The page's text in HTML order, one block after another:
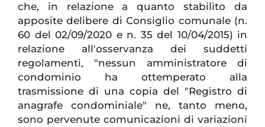
che, in relazione a quanto stabilito da
apposite delibere di Consiglio comunale (n.
60 del 02/09/2020 e n. 35 del 10/04/2015) in
relazione all'osservanza dei suddetti
regolamenti, "nessun amministratore di
condominio ha ottemperato alla
trasmissione di una copia del "Registro di
anagrafe condominiale" ne, tanto meno,
sono pervenute comunicazioni di variazioni